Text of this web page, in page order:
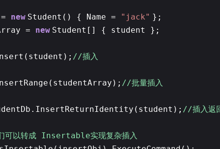
new Student() { Name = "jack" };
= new Student[] { student };
//插入
//批量插入
//插入返
以转成 Insertable实现复杂插入